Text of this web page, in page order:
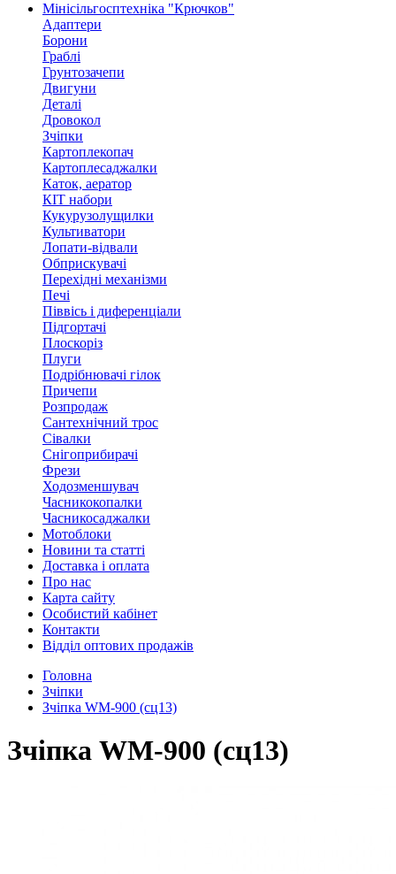
Мінісільгосптехніка "Крючков"
Адаптери
Борони
Граблі
Грунтозачепи
Двигуни
Деталі
Дровокол
Зчіпки
Картоплекопач
Картоплесаджалки
Каток, аератор
КІТ набори
Кукурузолущилки
Культиватори
Лопати-відвали
Обприскувачі
Перехідні механізми
Печі
Піввісь і диференціали
Підгортачі
Плоскоріз
Плуги
Подрібнювачі гілок
Причепи
Розпродаж
Сантехнічний трос
Сівалки
Снігоприбирачі
Фрези
Ходозменшувач
Часникокопалки
Часникосаджалки
Мотоблоки
Новини та статті
Доставка і оплата
Про нас
Карта сайту
Особистий кабінет
Контакти
Відділ оптових продажів
Головна
Зчіпки
Зчіпка WM-900 (сц13)
Зчіпка WM-900 (сц13)